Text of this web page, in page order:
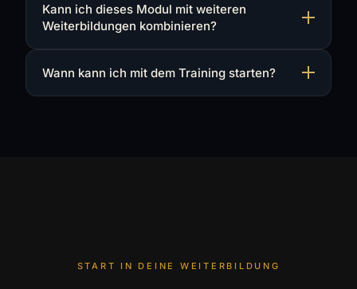
Kann ich dieses Modul mit weiteren
Weiterbildungen kombinieren?
Wann kann ich mit dem Training starten?
START IN DEINE WEITERBILDUNG